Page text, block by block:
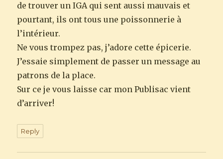
de trouver un IGA qui sent aussi mauvais et
pourtant, ils ont tous une poissonnerie à
l’intérieur.
Ne vous trompez pas, j’adore cette épicerie.
J’essaie simplement de passer un message au
patrons de la place.
Sur ce je vous laisse car mon Publisac vient
d’arriver!
Reply